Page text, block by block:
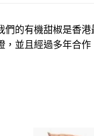
們的有機甜椒是香
，並且經過多年合作